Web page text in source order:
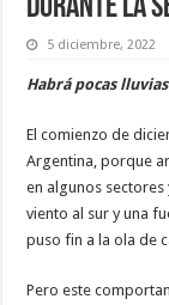
durante la
5 diciembre, 2022
Habrá pocas
El comienzo de
Argentina, porque
en algunos
viento al sur y una
puso fin a la ola de
Pero este